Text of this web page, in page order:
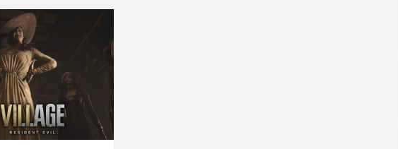
Brasil reage ao fim da mídia física da Sony e pode se tornar referência na